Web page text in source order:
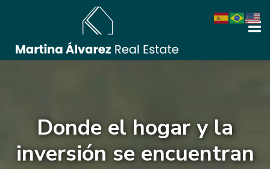
Donde el hogar y la
inversión se encuentran